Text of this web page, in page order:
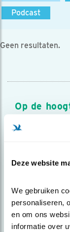
Deze website
We gebruiken
personaliseren,
en om ons
informatie over
Podcast
Geen resultaten.
Op de
Meld je aan en
over vogels en